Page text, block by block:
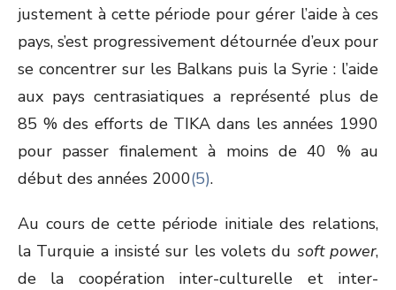
justement à cette période pour gérer l’aide à ces
pays, s’est progressivement détournée d’eux pour
se concentrer sur les Balkans puis la Syrie : l’aide
aux pays centrasiatiques a représenté plus de
85 % des efforts de TIKA dans les années 1990
pour passer finalement à moins de 40 % au
début des années 2000(5).
Au cours de cette période initiale des relations,
la Turquie a insisté sur les volets du soft power,
de la coopération inter-culturelle et inter-